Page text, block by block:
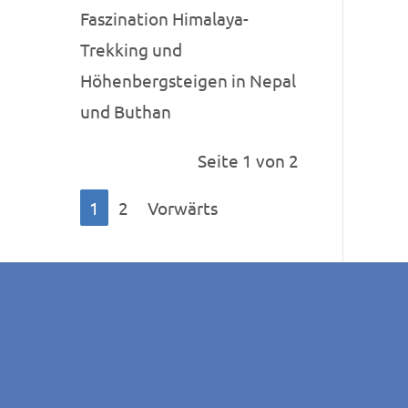
Faszination Himalaya-
Trekking und
Höhenbergsteigen in Nepal
und Buthan
Seite 1 von 2
1 2 Vorwärts